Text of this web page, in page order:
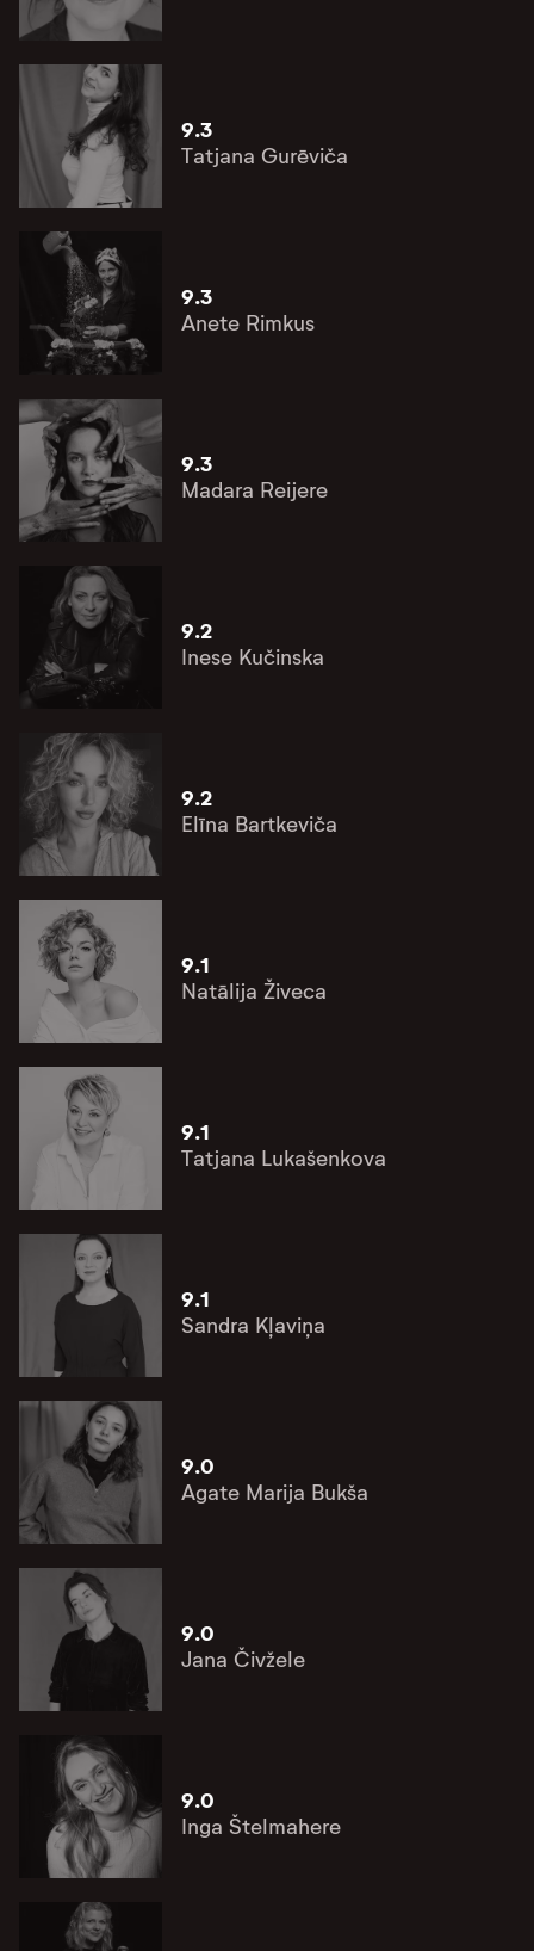
9.3
Tatjana Gurēviča
9.3
Anete Rimkus
9.3
Madara Reijere
9.2
Inese Kučinska
9.2
Elīna Bartkeviča
9.1
Natālija Živeca
9.1
Tatjana Lukašenkova
9.1
Sandra Kļaviņa
9.0
Agate Marija Bukša
9.0
Jana Čivžele
9.0
Inga Štelmahere